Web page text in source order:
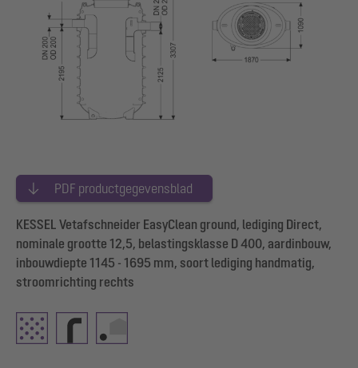
PDF productgegevensblad
KESSEL Vetafschneider EasyClean ground, lediging Direct,
nominale grootte 12,5, belastingsklasse D 400, aardinbouw,
inbouwdiepte 1145 - 1695 mm, soort lediging handmatig,
stroomrichting rechts